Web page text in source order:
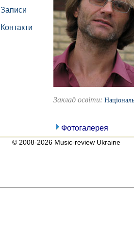
Записи
Контакти
Заклад освіти:
Фотогалерея
© 2008-2026 Music-review Ukraine